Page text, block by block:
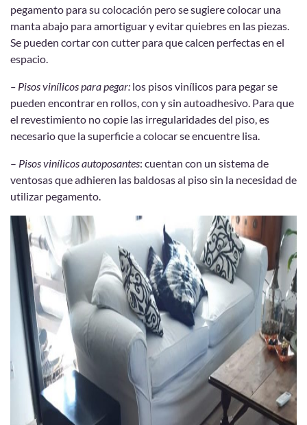
pegamento para su colocación pero se sugiere colocar una
manta abajo para amortiguar y evitar quiebres en las piezas.
Se pueden cortar con cutter para que calcen perfectas en el
espacio.
– Pisos vinílicos para pegar: los pisos vinílicos para pegar se
pueden encontrar en rollos, con y sin autoadhesivo. Para que
el revestimiento no copie las irregularidades del piso, es
necesario que la superficie a colocar se encuentre lisa.
– Pisos vinílicos autoposantes: cuentan con un sistema de
ventosas que adhieren las baldosas al piso sin la necesidad de
utilizar pegamento.